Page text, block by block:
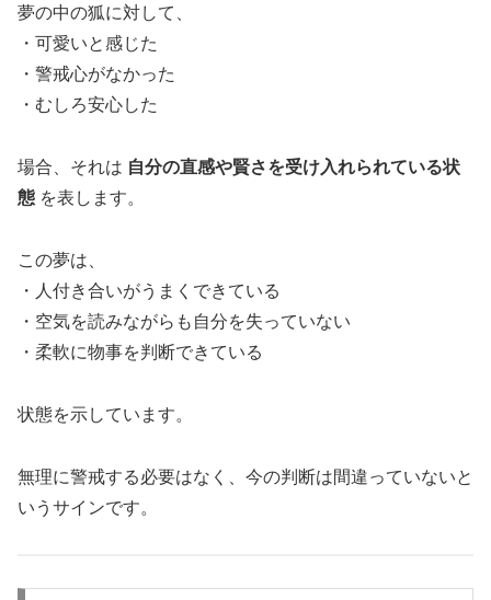
夢の中の狐に対して、
・可愛いと感じた
・警戒心がなかった
・むしろ安心した
場合、それは 自分の直感や賢さを受け入れられている状
態 を表します。
この夢は、
・人付き合いがうまくできている
・空気を読みながらも自分を失っていない
・柔軟に物事を判断できている
状態を示しています。
無理に警戒する必要はなく、今の判断は間違っていないと
いうサインです。